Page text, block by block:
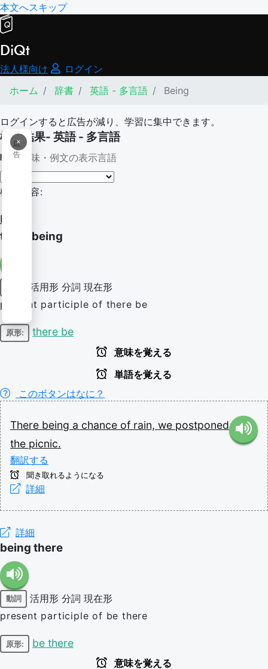
本文へスキップ
DiQt
法人様向け
ログイン
ホーム
辞書 英語 - 多言語 Being
ログインすると広告が減り、学習に集中できます。
×
広
告
検索結果- 英語 - 多言語
意味・例文の表示言語
検索内容:
Being
there being
活用形 分詞 現在形
present participle of there be
原形: there be
意味を覚える
単語を覚える
このボタンはなに？
There being a chance of rain, we postponed
the picnic.
翻訳する
聞き取れるようになる
詳細
詳細
being there
動詞 活用形 分詞 現在形
present participle of be there
原形: be there
意味を覚える